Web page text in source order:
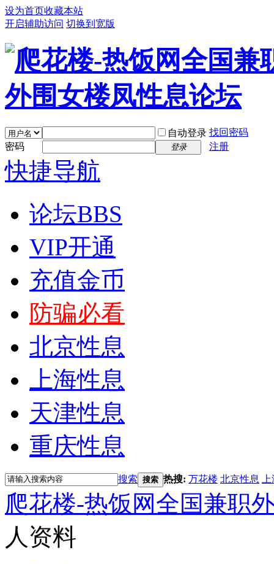
设为首页收藏本站
开启辅助访问 切换到宽版
自动登录 找回密码
密码
登录 注册
快捷导航
论坛BBS
VIP开通
充值金币
防骗必看
北京性息
上海性息
天津性息
重庆性息
搜索 搜索 热搜: 万花楼 北京性息
爬花楼-热饭网全国兼职
人资料